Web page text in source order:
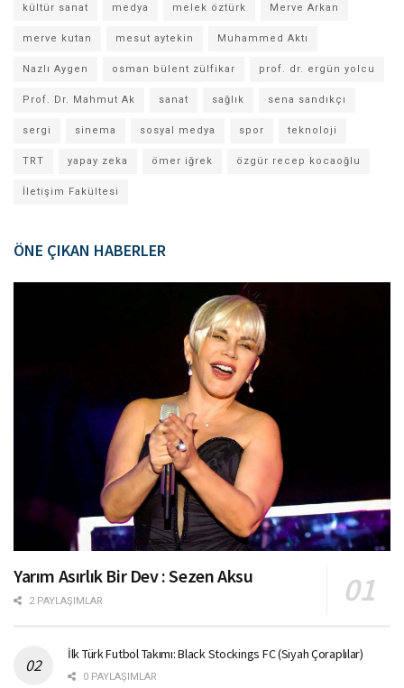
kültür sanat medya melek öztürk Merve Arkan
merve kutan mesut aytekin Muhammed Aktı
Nazlı Aygen osman bülent zülfikar prof. dr. ergün yolcu
Prof. Dr. Mahmut Ak sanat sağlık sena sandıkçı
sergi sinema sosyal medya spor teknoloji
TRT yapay zeka ömer iğrek özgür recep kocaoğlu
İletişim Fakültesi
ÖNE ÇIKAN HABERLER
Yarım Asırlık Bir Dev : Sezen Aksu
2 PAYLAŞIMLAR
İlk Türk Futbol Takımı: Black Stockings FC (Siyah Çoraplılar)
0 PAYLAŞIMLAR